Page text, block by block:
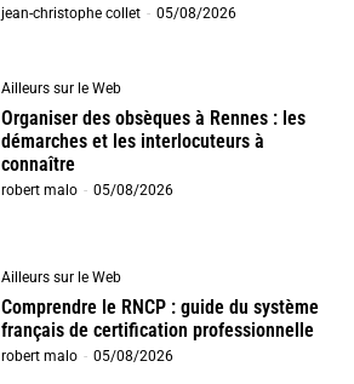
jean-christophe collet - 05/08/2026
Ailleurs sur le Web
Organiser des obsèques à Rennes : les
démarches et les interlocuteurs à
connaître
robert malo - 05/08/2026
Ailleurs sur le Web
Comprendre le RNCP : guide du système
français de certification professionnelle
robert malo - 05/08/2026